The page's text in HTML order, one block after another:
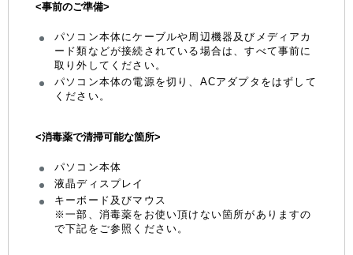
<事前のご準備>
パソコン本体にケーブルや周辺機器及びメディアカ
ード類などが接続されている場合は、すべて事前に
取り外してください。
パソコン本体の電源を切り、ACアダプタをはずして
ください。
<消毒薬で清掃可能な箇所>
パソコン本体
液晶ディスプレイ
キーボード及びマウス
※一部、消毒薬をお使い頂けない箇所がありますの
で下記をご参照ください。